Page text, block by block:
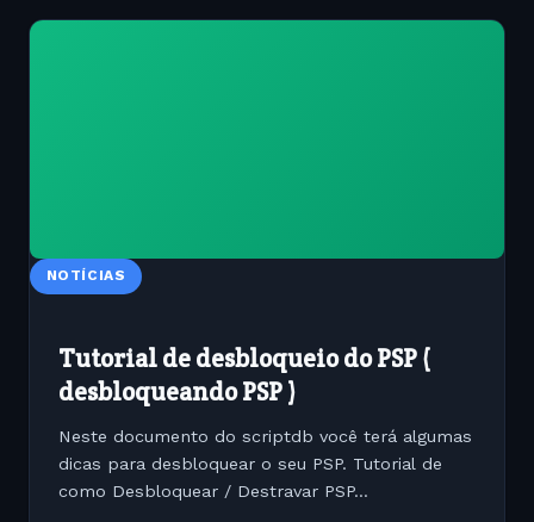
NOTÍCIAS
Tutorial de desbloqueio do PSP (
desbloqueando PSP )
Neste documento do scriptdb você terá algumas
dicas para desbloquear o seu PSP. Tutorial de
como Desbloquear / Destravar PSP...